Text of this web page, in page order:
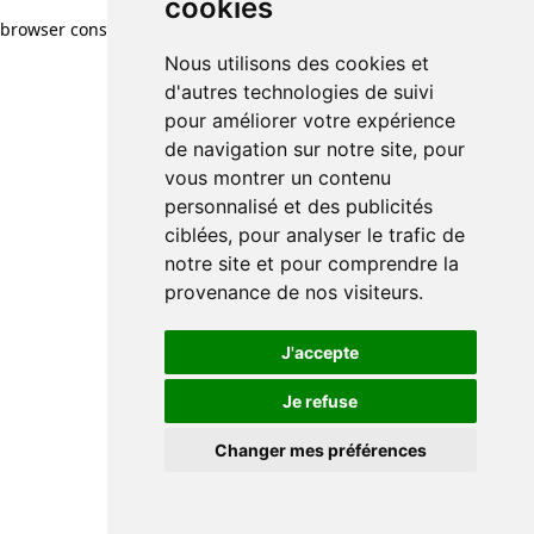
cookies
Nous utilisons des cookies et
d'autres technologies de suivi
pour améliorer votre expérience
de navigation sur notre site, pour
vous montrer un contenu
personnalisé et des publicités
ciblées, pour analyser le trafic de
notre site et pour comprendre la
provenance de nos visiteurs.
J'accepte
Je refuse
Changer mes préférences
browser console for more information)